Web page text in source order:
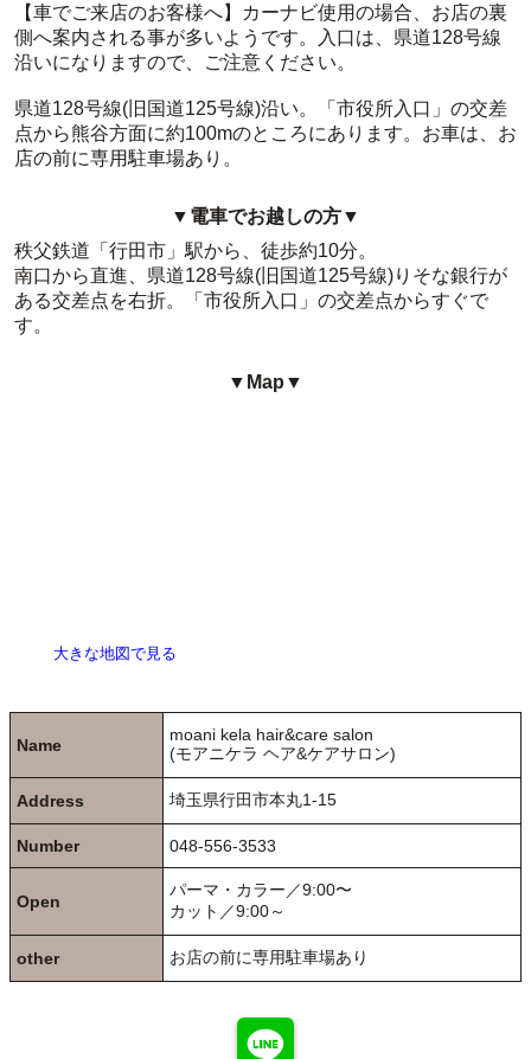
【車でご来店のお客様へ】カーナビ使用の場合、お店の裏
側へ案内される事が多いようです。入口は、県道128号線
沿いになりますので、ご注意ください。
県道128号線(旧国道125号線)沿い。「市役所入口」の交差
点から熊谷方面に約100mのところにあります。お車は、お
店の前に専用駐車場あり。
▼電車でお越しの方▼
秩父鉄道「行田市」駅から、徒歩約10分。
南口から直進、県道128号線(旧国道125号線)りそな銀行が
ある交差点を右折。「市役所入口」の交差点からすぐで
す。
▼Map▼
大きな地図で見る
Name
moani kela hair&care salon
(モアニケラ ヘア&ケアサロン)
Address 埼玉県行田市本丸1-15
Number 048-556-3533
Open
パーマ・カラー／9:00〜
カット／9:00～
other お店の前に専用駐車場あり